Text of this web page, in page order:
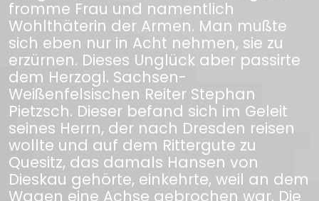
fromme Frau und namentlich
Wohlthäterin der Armen. Man mußte
sich eben nur in Acht nehmen, sie zu
erzürnen. Dieses Unglück aber passirte
dem Herzogl. Sachsen-
Weißenfelsischen Reiter Stephan
Pietzsch. Dieser befand sich im Geleit
seines Herrn, der nach Dresden reisen
wollte und auf dem Rittergute zu
Quesitz, das damals Hansen von
Dieskau gehörte, einkehrte, weil an dem
Wagen eine Achse gebrochen war. Die